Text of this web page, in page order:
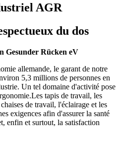
AGR
du dos
Gesunder Rücken eV
allemande, le garant de notre
5,3 millions de personnes en
Un tel domaine d'activité pose
tapis de travail, les
de travail, l'éclairage et les
exigences afin d'assurer la santé
enfin et surtout, la satisfaction